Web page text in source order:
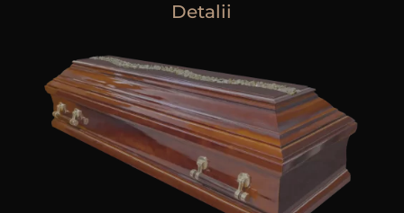
Detalii